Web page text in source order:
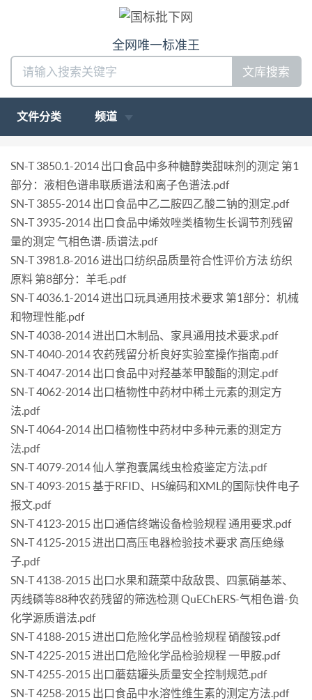
全网唯一标准王
文库搜索
文件分类 频道
SN-T 3850.1-2014 出口食品中多种糖醇类甜味剂的测定 第1
部分：液相色谱串联质谱法和离子色谱法.pdf
SN-T 3855-2014 出口食品中乙二胺四乙酸二钠的测定.pdf
SN-T 3935-2014 出口食品中烯效唑类植物生长调节剂残留
量的测定 气相色谱-质谱法.pdf
SN-T 3981.8-2016 进出口纺织品质量符合性评价方法 纺织
原料 第8部分：羊毛.pdf
SN-T 4036.1-2014 进出口玩具通用技术要求 第1部分：机械
和物理性能.pdf
SN-T 4038-2014 进出口木制品、家具通用技术要求.pdf
SN-T 4040-2014 农药残留分析良好实验室操作指南.pdf
SN-T 4047-2014 出口食品中对羟基苯甲酸酯的测定.pdf
SN-T 4062-2014 出口植物性中药材中稀土元素的测定方
法.pdf
SN-T 4064-2014 出口植物性中药材中多种元素的测定方
法.pdf
SN-T 4079-2014 仙人掌孢囊属线虫检疫鉴定方法.pdf
SN-T 4093-2015 基于RFID、HS编码和XML的国际快件电子
报文.pdf
SN-T 4123-2015 出口通信终端设备检验规程 通用要求.pdf
SN-T 4125-2015 进出口高压电器检验技术要求 高压绝缘
子.pdf
SN-T 4138-2015 出口水果和蔬菜中敌敌畏、四氯硝基苯、
丙线磷等88种农药残留的筛选检测 QuEChERS-气相色谱-负
化学源质谱法.pdf
SN-T 4188-2015 进出口危险化学品检验规程 硝酸铵.pdf
SN-T 4225-2015 进出口危险化学品检验规程 一甲胺.pdf
SN-T 4255-2015 出口蘑菇罐头质量安全控制规范.pdf
SN-T 4258-2015 出口食品中水溶性维生素的测定方法.pdf